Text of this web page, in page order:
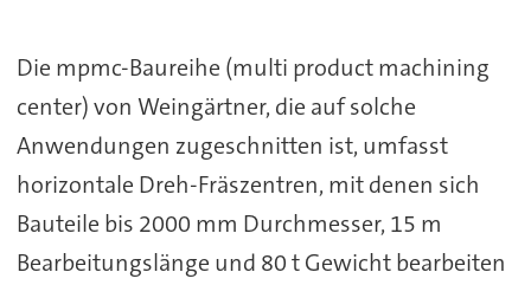
Die mpmc-Baureihe (multi product machining
center) von Weingärtner, die auf solche
Anwendungen zugeschnitten ist, umfasst
horizontale Dreh-Fräszentren, mit denen sich
Bauteile bis 2000 mm Durchmesser, 15 m
Bearbeitungslänge und 80 t Gewicht bearbeiten